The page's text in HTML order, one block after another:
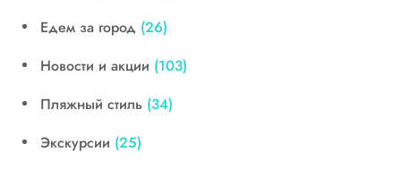
Едем за город (26)
Новости и акции (103)
Пляжный стиль (34)
Экскурсии (25)